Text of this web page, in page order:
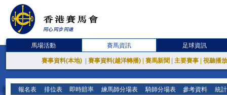
馬場活動 賽馬資訊 足球資訊
賽事資料(本地) 賽事資料(越洋轉播) 賽馬新聞 主要賽事 視聽播
報名表 排位表 即時賠率 練馬師分場表 騎師分場表 參考資料 統